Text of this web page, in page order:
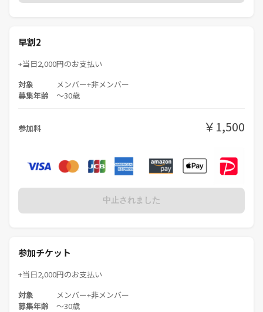
早割2
+当日2,000円のお支払い
対象 メンバー+非メンバー
募集年齢 〜30歳
参加料 ￥1,500
中止されました
参加チケット
+当日2,000円のお支払い
対象 メンバー+非メンバー
募集年齢 〜30歳